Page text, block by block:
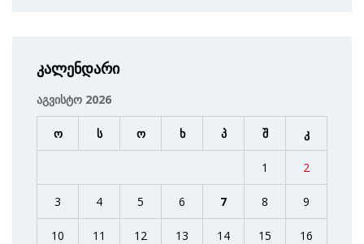
კალენდარი
აგვისტო 2026
ო ს ო ხ პ შ კ
1 2
3 4 5 6 7 8 9
10 11 12 13 14 15 16